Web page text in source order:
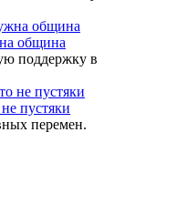
община
поддержку в
пустяки
перемен.